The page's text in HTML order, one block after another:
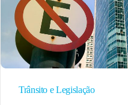
Nova
Zona
Azul
em
Trânsito e Legislação